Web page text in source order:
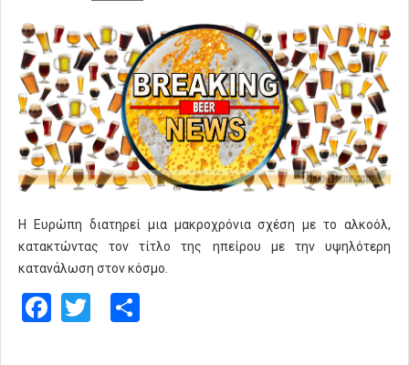
Η Ευρώπη διατηρεί μια μακροχρόνια σχέση με το αλκοόλ,
κατακτώντας τον τίτλο της ηπείρου με την υψηλότερη
κατανάλωση στον κόσμο.
Facebook
Twitter